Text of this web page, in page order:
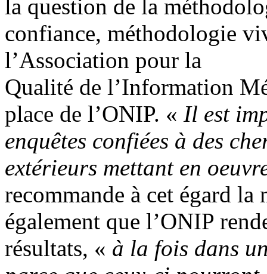
la question de la
confiance, méthodologie
l’Association pour la
Qualité de l’Information
place de l’ONIP. « Il est
enquêtes confiées à des
extérieurs mettant en
recommande à cet égard la
également que l’ONIP
résultats, « à la fois dans